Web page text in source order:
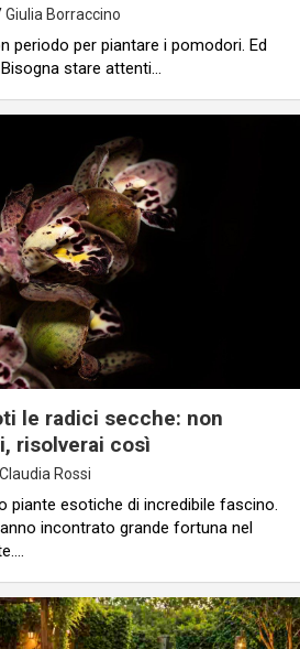
Giulia Borraccino
periodo per piantare i pomodori. Ed
stare attenti…
le radici secche: non
risolverai così
Claudia Rossi
piante esotiche di incredibile fascino.
incontrato grande fortuna nel